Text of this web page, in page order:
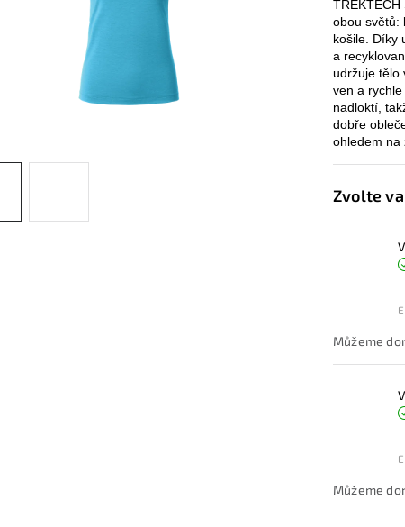
obou světů:
košile. Díky
a
udržuje tělo
ven a
nadloktí,
dobře
ohledem na